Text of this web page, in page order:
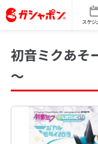
スケジ
初音ミクあそ
～